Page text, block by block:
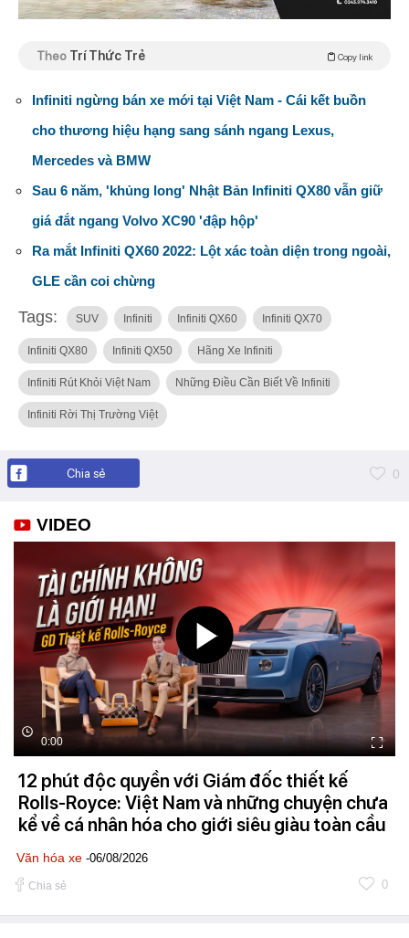
Theo Trí Thức Trẻ Copy link
Infiniti ngừng bán xe mới tại Việt Nam - Cái kết buồn
cho thương hiệu hạng sang sánh ngang Lexus,
Mercedes và BMW
Sau 6 năm, 'khủng long' Nhật Bản Infiniti QX80 vẫn giữ
giá đắt ngang Volvo XC90 'đập hộp'
Ra mắt Infiniti QX60 2022: Lột xác toàn diện trong ngoài,
GLE cần coi chừng
Tags: SUV Infiniti Infiniti QX60 Infiniti QX70
Infiniti QX80 Infiniti QX50 Hãng Xe Infiniti
Infiniti Rút Khỏi Việt Nam Những Điều Cần Biết Về Infiniti
Infiniti Rời Thị Trường Việt
Chia sẻ 0
VIDEO
0:00
12 phút độc quyền với Giám đốc thiết kế
Rolls-Royce: Việt Nam và những chuyện chưa
kể về cá nhân hóa cho giới siêu giàu toàn cầu
Văn hóa xe -06/08/2026
Chia sẻ 0